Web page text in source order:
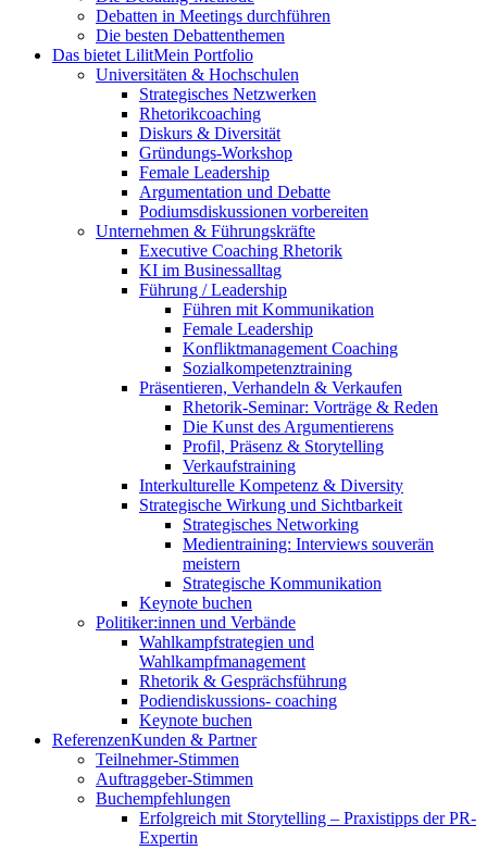
Debatten in Meetings durchführen
Die besten Debattenthemen
Das bietet LilitMein Portfolio
Universitäten & Hochschulen
Strategisches Netzwerken
Rhetorikcoaching
Diskurs & Diversität
Gründungs-Workshop
Female Leadership
Argumentation und Debatte
Podiumsdiskussionen vorbereiten
Unternehmen & Führungskräfte
Executive Coaching Rhetorik
KI im Businessalltag
Führung / Leadership
Führen mit Kommunikation
Female Leadership
Konfliktmanagement Coaching
Sozialkompetenztraining
Präsentieren, Verhandeln & Verkaufen
Rhetorik-Seminar: Vorträge & Reden
Die Kunst des Argumentierens
Profil, Präsenz & Storytelling
Verkaufstraining
Interkulturelle Kompetenz & Diversity
Strategische Wirkung und Sichtbarkeit
Strategisches Networking
Medientraining: Interviews souverän
meistern
Strategische Kommunikation
Keynote buchen
Politiker:innen und Verbände
Wahlkampfstrategien und
Wahlkampfmanagement
Rhetorik & Gesprächsführung
Podiendiskussions- coaching
Keynote buchen
ReferenzenKunden & Partner
Teilnehmer-Stimmen
Auftraggeber-Stimmen
Buchempfehlungen
Erfolgreich mit Storytelling – Praxistipps der PR-
Expertin